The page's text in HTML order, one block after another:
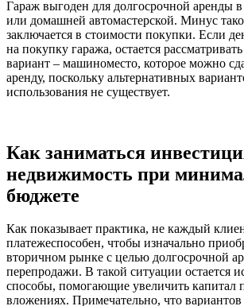
Гараж выгоден для долгосрочной аренды в
или домашней автомастерской. Минус
заключается в стоимости покупки. Если
на покупку гаража, остается
вариант – машиноместо, которое можно
аренду, поскольку альтернативных
использования не существует.
Как заниматься
недвижимость при
бюджете
Как показывает практика, не каждый
платежеспособен, чтобы изначально
вторичном рынке с целью долгосрочной
перепродажи. В такой ситуации остается
способы, помогающие увеличить
вложениях. Примечательно, что